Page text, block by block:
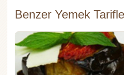
Benzer Yemek